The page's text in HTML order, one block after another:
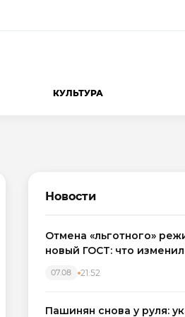
КУЛЬТУРА
Новости
Отмена «льготного»
новый ГОСТ: что
07.08 21:52
Пашинян снова у руля: